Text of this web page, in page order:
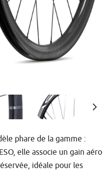
phare de la gamme :
elle associe un gain aéro
idéale pour les